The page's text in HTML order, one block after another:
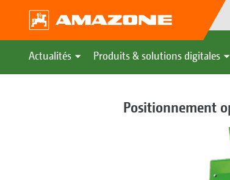
Actualités Produits & solutions digitales
Positionnement